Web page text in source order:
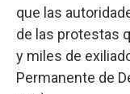
que las
de las protestas
y miles de
Permanente de